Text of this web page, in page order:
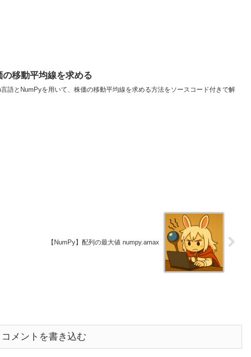
の移動平均線を求める
語とNumPyを用いて、株価の移動平均線を求める方法をソースコード付きで解
【NumPy】配列の最大値 numpy.amax
コメントを書き込む